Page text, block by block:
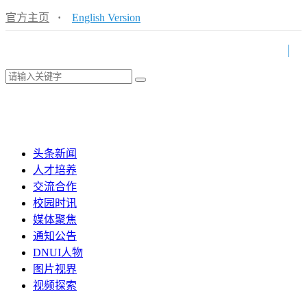
官方主页 · English Version
头条新闻
人才培养
交流合作
校园时讯
媒体聚焦
通知公告
DNUI人物
图片视界
视频探索